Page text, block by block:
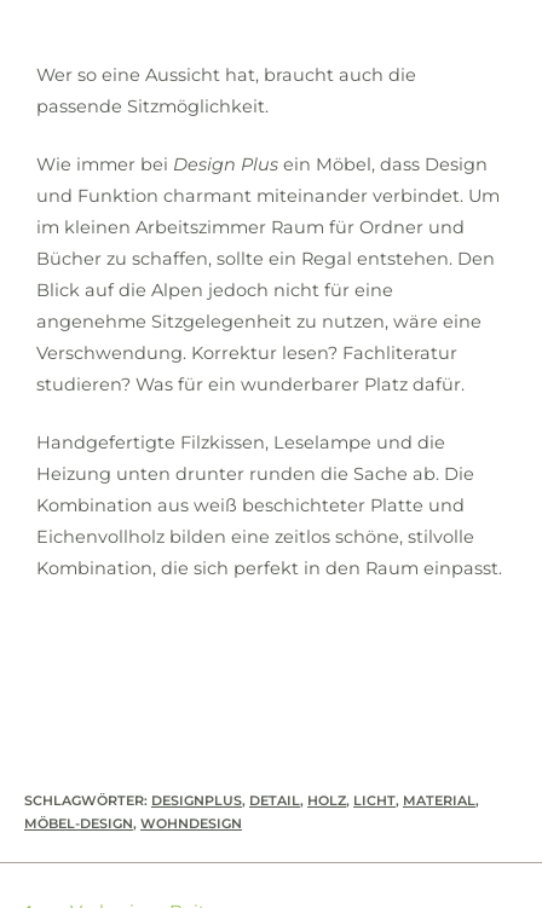
Wer so eine Aussicht hat, braucht auch die
passende Sitzmöglichkeit.
Wie immer bei Design Plus ein Möbel, dass Design
und Funktion charmant miteinander verbindet. Um
im kleinen Arbeitszimmer Raum für Ordner und
Bücher zu schaffen, sollte ein Regal entstehen. Den
Blick auf die Alpen jedoch nicht für eine
angenehme Sitzgelegenheit zu nutzen, wäre eine
Verschwendung. Korrektur lesen? Fachliteratur
studieren? Was für ein wunderbarer Platz dafür.
Handgefertigte Filzkissen, Leselampe und die
Heizung unten drunter runden die Sache ab. Die
Kombination aus weiß beschichteter Platte und
Eichenvollholz bilden eine zeitlos schöne, stilvolle
Kombination, die sich perfekt in den Raum einpasst.
SCHLAGWÖRTER: DESIGNPLUS, DETAIL, HOLZ, LICHT, MATERIAL,
MÖBEL-DESIGN, WOHNDESIGN